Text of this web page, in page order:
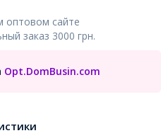
оптовом сайте
заказ 3000 грн.
Opt.DomBusin.com